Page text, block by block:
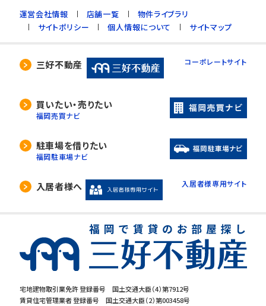
宅地建物取引業免許 登録番号 国土交通大臣（4）第7912号
賃貸住宅管理業者 登録番号 国土交通大臣（2）第003458号
運営会社情報 店舗一覧
物件ライブラリ
サイトポリシー
個人情報について サイトマップ
三好不動産 コーポレートサイト
買いたい・売りたい
福岡売買ナビ
駐車場を借りたい
福岡駐車場ナビ
入居者様へ 入居者様専用サイト